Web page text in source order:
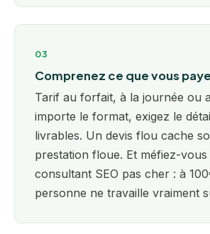
03
Comprenez ce que vous
Tarif au forfait, à la journée ou
importe le format, exigez le
livrables. Un devis flou cache
prestation floue. Et méfiez-vous
consultant SEO pas cher : à
personne ne travaille vraiment